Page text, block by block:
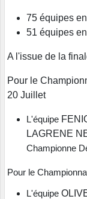
75 équipes
51 équipes
A l'issue de la
Pour le
20 Juillet
L'équipe
LAGRENE
Championne
Pour le
L'équipe